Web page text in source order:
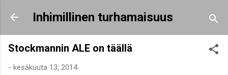
Siirry pääsisältöön
Inhimillinen turhamaisuus
Stockmannin ALE on täällä
- kesäkuuta 13, 2014